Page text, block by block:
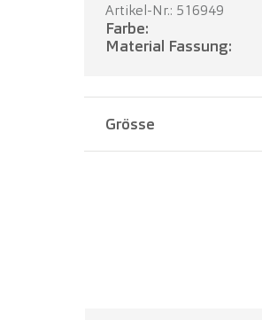
Artikel-Nr.: 516949
Farbe:
Material Fassung:
Grösse